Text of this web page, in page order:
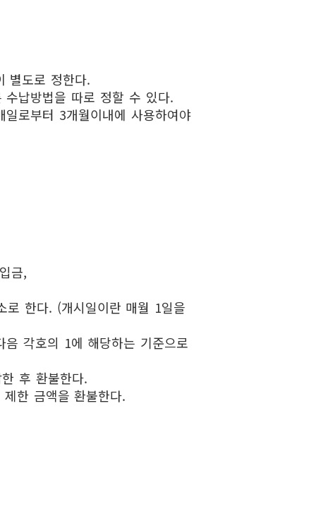
별도로 정한다.
납방법을 따로 정할 수 있다.
로부터 3개월이내에 사용하여야
금,
로 한다. (개시일이란 매월 1일을
각호의 1에 해당하는 기준으로
후 환불한다.
한 금액을 환불한다.